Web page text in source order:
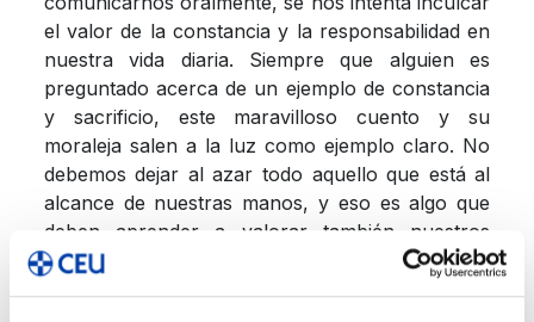
el valor de la constancia y la responsabilidad en
nuestra vida diaria. Siempre que alguien es
preguntado acerca de un ejemplo de constancia
y sacrificio, este maravilloso cuento y su
moraleja salen a la luz como ejemplo claro. No
debemos dejar al azar todo aquello que está al
alcance de nuestras manos, y eso es algo que
deben aprender a valorar también nuestros
pequeños y pequeñas.